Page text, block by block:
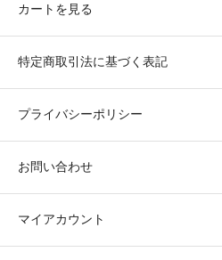
カートを見る
特定商取引法に基づく表記
プライバシーポリシー
お問い合わせ
マイアカウント